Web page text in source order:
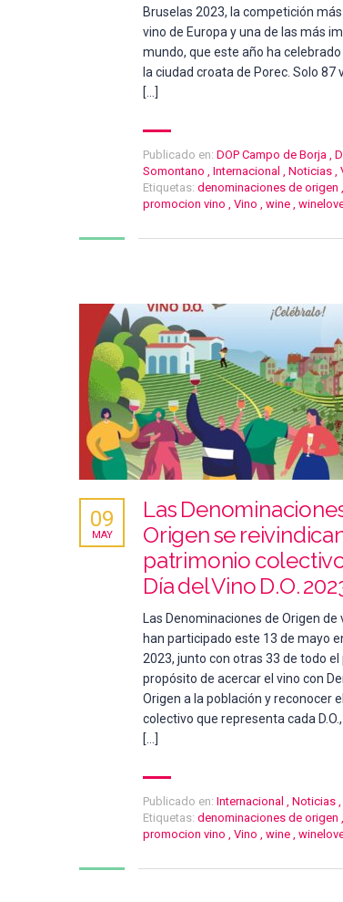
Bruselas 2023, la competición
vino de Europa y una de las más
mundo, que este año ha
la ciudad croata de Porec. Solo 87
[…]
Publicado en: DOP Campo de Borja
Somontano
Internacional Noticias
Etiquetas: denominaciones de origen
promocion vino
Vino wine
Las
Origen se
patrimonio
Día del Vino D.O.
09
MAY
Las Denominaciones de Origen de
han participado este 13 de mayo
2023, junto con otras 33 de todo el
propósito de acercar el vino con
Origen a la población y reconocer
colectivo que representa cada
[…]
Publicado en: Internacional Noticias
Etiquetas: denominaciones de origen
promocion vino
Vino wine